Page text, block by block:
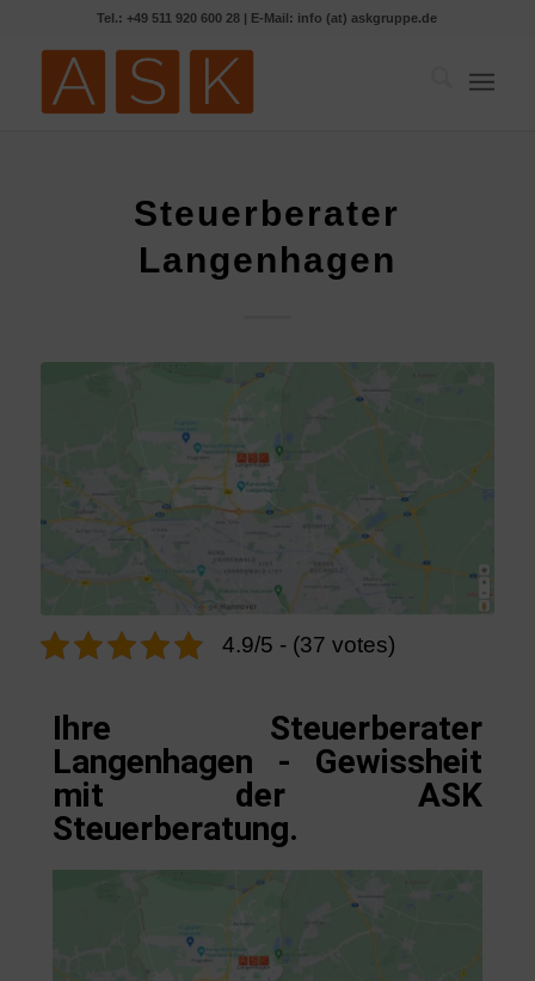
Tel.: +49 511 920 600 28 | E-Mail: info (at) askgruppe.de
Steuerberater
Langenhagen
4.9/5 - (37 votes)
Ihre Steuerberater
Langenhagen - Gewissheit
mit der ASK
Steuerberatung.